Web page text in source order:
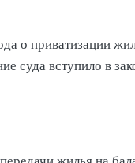
о приватизации
суда вступило в